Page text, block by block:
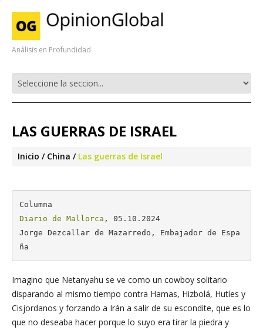
Análisis en Profundidad
LAS GUERRAS DE ISRAEL
Inicio China Las guerras de Israel
Diario de Mallorca , 05.10.2024
Jorge Dezcallar de Mazarredo, Embajador de Espa
ña
Imagino que Netanyahu se ve como un cowboy solitario
disparando al mismo tiempo contra Hamas, Hizbolá, Hutíes y
Cisjordanos y forzando a Irán a salir de su escondite, que es lo
que no deseaba hacer porque lo suyo era tirar la piedra y